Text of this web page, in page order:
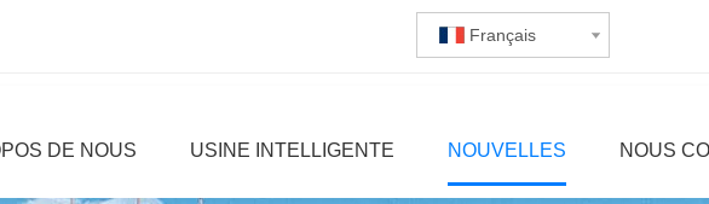
Français
DE NOUS USINE INTELLIGENTE NOUVELLES NOUS